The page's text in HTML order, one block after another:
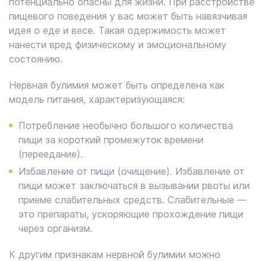
пищевого поведения у вас может быть навязчивая
идея о еде и весе. Такая одержимость может
нанести вред физическому и эмоциональному
состоянию.
Нервная булимия может быть определена как
модель питания, характеризующаяся:
Потребление необычно большого количества
пищи за короткий промежуток времени
(переедание).
Избавление от пищи (очищение). Избавление от
пищи может заключаться в вызывании рвоты или
приеме слабительных средств. Слабительные —
это препараты, ускоряющие прохождение пищи
через организм.
К другим признакам нервной булимии можно